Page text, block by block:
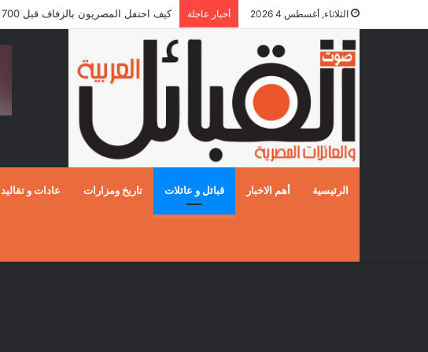
الثلاثاء, أغسطس 4 2026 أخبار عاجلة كيف احتفل المصريون بالزفاف قبل 700 عام؟
الرئيسية أهم الاخبار قبائل و عائلات تاريخ ومزارات عادات و تقاليد